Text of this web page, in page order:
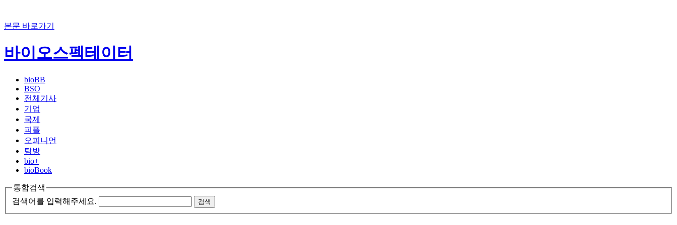
본문 바로가기
바이오스펙테이터
bioBB
BSO
전체기사
기업
국제
피플
오피니언
탐방
bio+
bioBook
통합검색
검색어를 입력해주세요.
검색